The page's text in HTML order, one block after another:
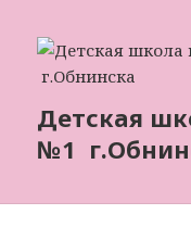
Детская
№1